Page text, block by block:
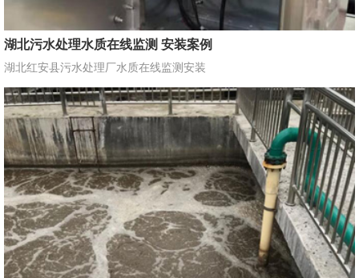
湖北污水处理水质在线监测 安装案例
湖北红安县污水处理厂水质在线监测安装